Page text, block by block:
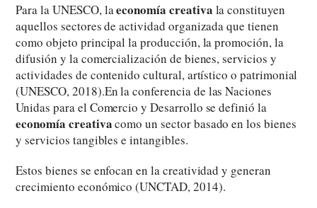
Para la UNESCO, laeconomía creativa la constituyen
aquellos sectores de actividad organizada que tienen
como objeto principal la producción, la promoción, la
difusión y la comercialización de bienes, servicios y
actividades de contenido cultural, artístico o patrimonial
(UNESCO, 2018).En la conferencia de las Naciones
Unidas para el Comercio y Desarrollo se definió la
economía creativacomo un sector basado en los bienes
y servicios tangibles e intangibles.
Estos bienes se enfocan en la creatividad y generan
crecimiento económico (UNCTAD, 2014).